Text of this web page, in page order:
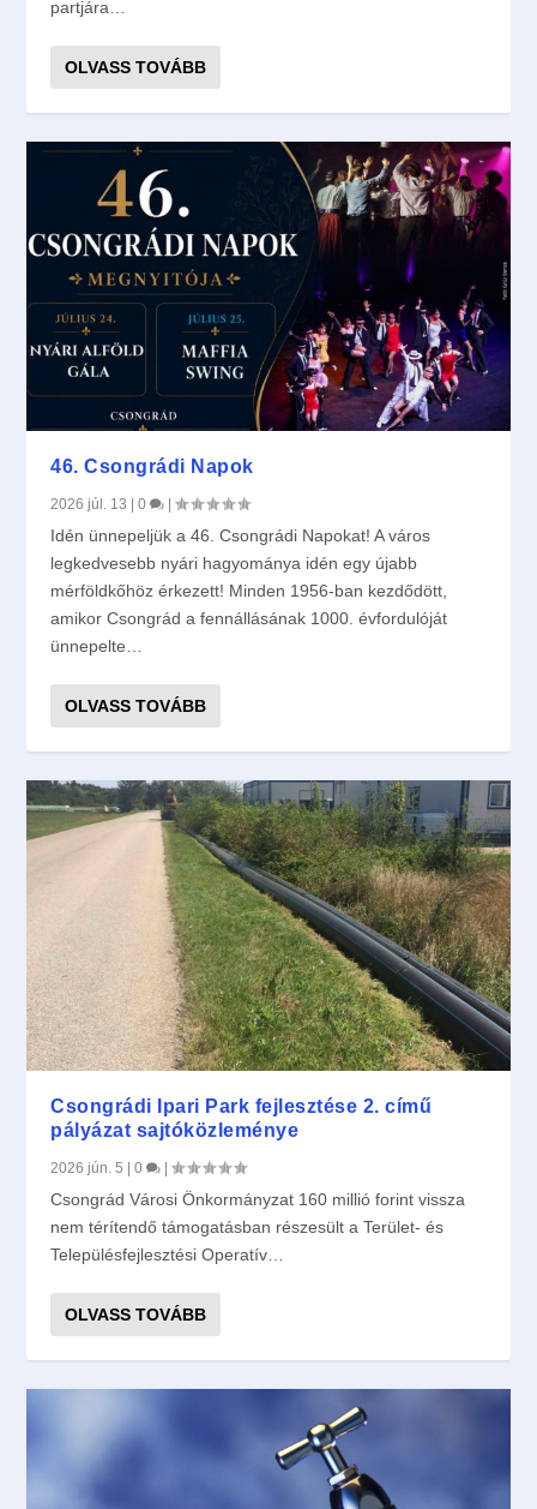
partjára…
OLVASS TOVÁBB
46. Csongrádi Napok
2026 júl. 13 |0 |
Idén ünnepeljük a 46. Csongrádi Napokat! A város
legkedvesebb nyári hagyománya idén egy újabb
mérföldkőhöz érkezett! Minden 1956-ban kezdődött,
amikor Csongrád a fennállásának 1000. évfordulóját
ünnepelte…
OLVASS TOVÁBB
Csongrádi Ipari Park fejlesztése 2. című
pályázat sajtóközleménye
2026 jún. 5 |0 |
Csongrád Városi Önkormányzat 160 millió forint vissza
nem térítendő támogatásban részesült a Terület- és
Településfejlesztési Operatív…
OLVASS TOVÁBB